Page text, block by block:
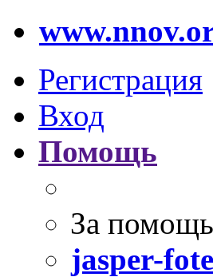
Регистрация
Вход
Помощь
За
jasper-